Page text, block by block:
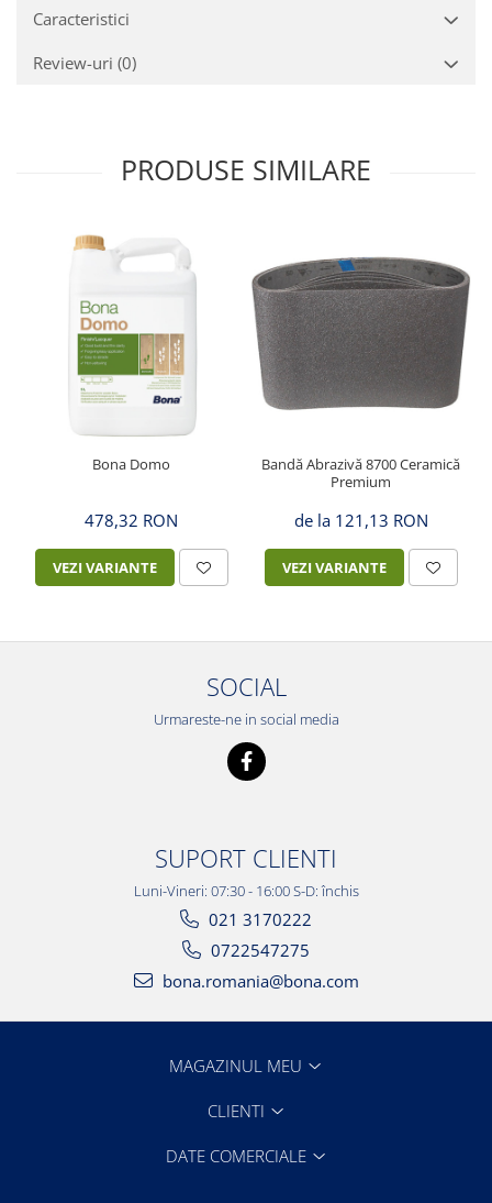
Caracteristici
Review-uri (0)
PRODUSE SIMILARE
Bona Domo
478,32 RON
VEZI VARIANTE
Bandă Abrazivă 8700 Ceramică
Premium
de la 121,13 RON
VEZI VARIANTE
SOCIAL
Urmareste-ne in social media
SUPORT CLIENTI
Luni-Vineri: 07:30 - 16:00 S-D: închis
021 3170222
0722547275
bona.romania@bona.com
MAGAZINUL MEU
CLIENTI
DATE COMERCIALE